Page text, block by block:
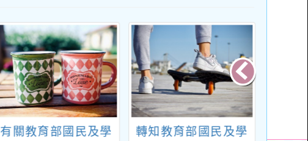
有關教育部國民及學
轉知教育部國民及學